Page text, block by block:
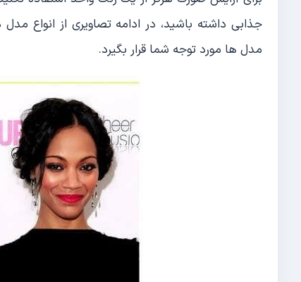
جذابی داشته باشید، در ادامه تصاویری از انواع
مدل ها مورد توجه شما قرار بگیرد.